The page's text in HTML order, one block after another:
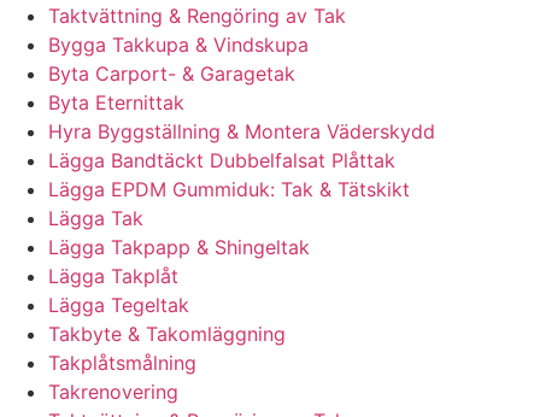
Taktvättning & Rengöring av Tak
Bygga Takkupa & Vindskupa
Byta Carport- & Garagetak
Byta Eternittak
Hyra Byggställning & Montera Väderskydd
Lägga Bandtäckt Dubbelfalsat Plåttak
Lägga EPDM Gummiduk: Tak & Tätskikt
Lägga Tak
Lägga Takpapp & Shingeltak
Lägga Takplåt
Lägga Tegeltak
Takbyte & Takomläggning
Takplåtsmålning
Takrenovering